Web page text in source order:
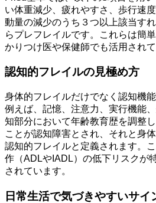
い体重減少、疲れやすさ、歩行速
動量の減少のうち３つ以上該当す
らプレフレイルです。これらは簡
かりつけ医や保健師でも活用されて
認知的フレイルの見極め方
身体的フレイルだけでなく認知機
例えば、記憶、注意力、実行機能
知部分において年齢教育歴を調整
ことが認知障害とされ、それと身
認知的フレイルと定義されます。
作（ADLやIADL）の低下リスクが
されています。
日常生活で気づきやすいサイ